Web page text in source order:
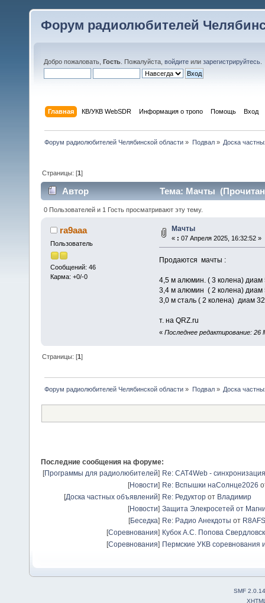
Форум радиолюбителей
Добро пожаловать, Гость . Пожалуйста, войдите или зарегистрируйтесь
Главная КВ/УКВ WebSDR Информация о тропо Помощь Вход
Форум радиолюбителей Челябинской области » Подвал» Доска
Страницы: [1]
Автор Тема: Мачты
0 Пользователей и 1 Гость просматривают эту тему.
ra9aaa
Пользователь
Сообщений: 46
Карма: +0/-0
Мачты
« : 07 Апреля 2025, 16:32:52 »
Продаются мачты :
4,5 м алюмин. ( 3 колена)
3,4 м алюмин ( 2 колена)
3,0 м сталь ( 2 колена)
т. на QRZ.ru
« Последнее редактирование: 26
Страницы: [1]
Форум радиолюбителей Челябинской области » Подвал» Доска
Последние сообщения на форуме:
[Программы для радиолюбителей] Re: CAT4Web -
[Новости] Re: Вспышки наСолнце2026
[Доска частных объявлений] Re: Редуктор от Владимир
[Новости] Защита Элекросетей от
[Беседка] Re: Радио Анекдоты от R8AFS
[Соревнования] Кубок А.С. Попова
[Соревнования] Пермские УКВ соревнования
SMF 2.0.14